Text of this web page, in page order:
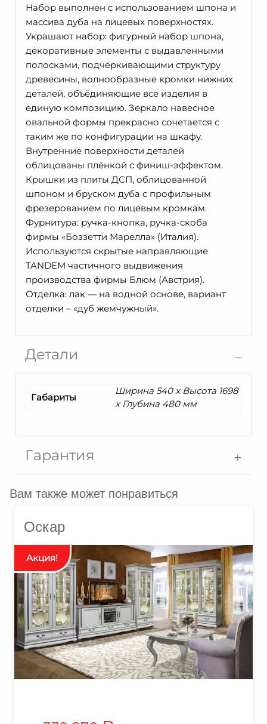
Набор выполнен с использованием шпона и
массива дуба на лицевых поверхностях.
Украшают набор: фигурный набор шпона,
декоративные элементы с выдавленными
полосками, подчёркивающими структуру
древесины, волнообразные кромки нижних
деталей, объёдиняющие все изделия в
единую композицию. Зеркало навесное
овальной формы прекрасно сочетается с
таким же по конфигурации на шкафу.
Внутренние поверхности деталей
облицованы плёнкой с финиш-эффектом.
Крышки из плиты ДСП, облицованной
шпоном и бруском дуба с профильным
фрезерованием по лицевым кромкам.
Фурнитура: ручка-кнопка, ручка-скоба
фирмы «Боззетти Марелла» (Италия).
Используются скрытые направляющие
TANDEM частичного выдвижения
производства фирмы Блюм (Австрия).
Отделка: лак — на водной основе, вариант
отделки – «дуб жемчужный».
Детали
Габариты
Ширина 540 x Высота 1698
x Глубина 480 мм
Гарантия
Вам также может понравиться
Оскар